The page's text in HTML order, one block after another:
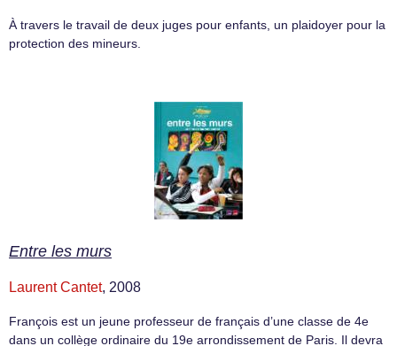
À travers le travail de deux juges pour enfants, un plaidoyer pour la
protection des mineurs.
Entre les murs
Laurent Cantet, 2008
François est un jeune professeur de français d’une classe de 4e
dans un collège ordinaire du 19e arrondissement de Paris. Il devra